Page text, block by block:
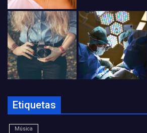
Etiquetas
Música